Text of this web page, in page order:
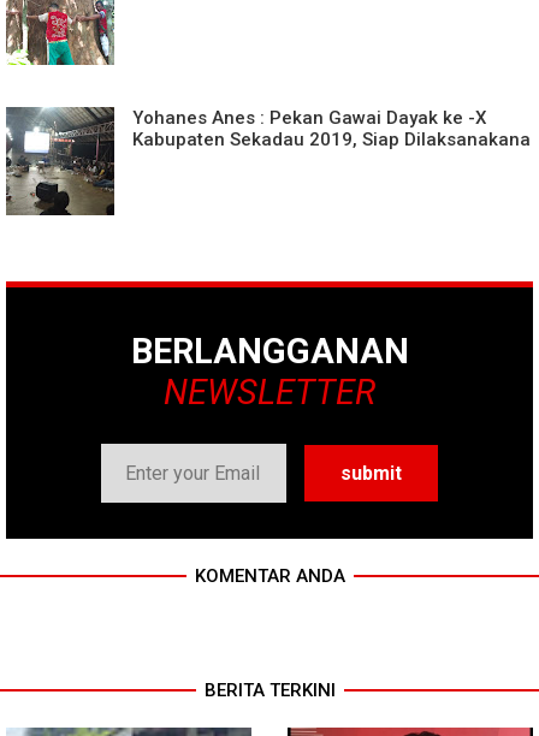
Yohanes Anes : Pekan Gawai Dayak ke -X
Kabupaten Sekadau 2019, Siap Dilaksanakana
BERLANGGANAN
NEWSLETTER
KOMENTAR ANDA
BERITA TERKINI